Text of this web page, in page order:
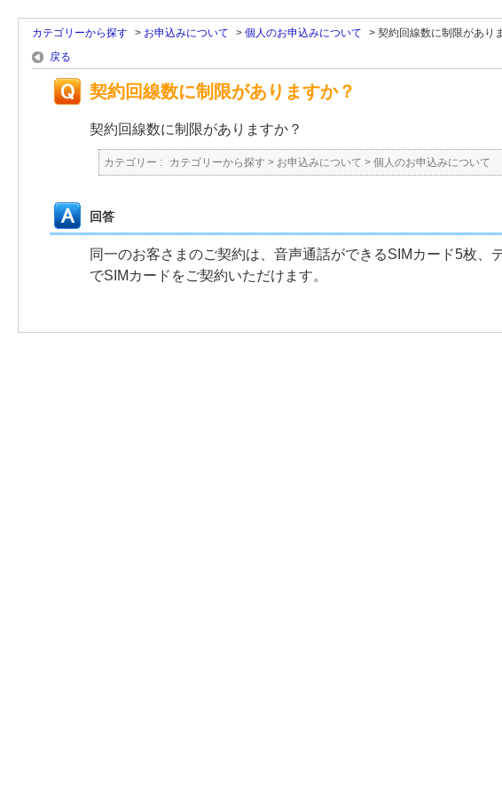
カテゴリーから探す > お申込みについて > 個人のお申込みについて > 契約回線数に制限があり
戻る
契約回線数に制限がありますか？
契約回線数に制限がありますか？
カテゴリー : カテゴリーから探す > お申込みについて > 個人のお申込みについて
回答
同一のお客さまのご契約は、音声通話ができるSIMカード5枚
でSIMカードをご契約いただけます。